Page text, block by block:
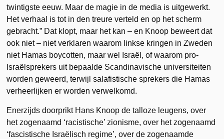
twintigste eeuw. Maar de magie in de media is uitgewerkt.
Het verhaal is tot in den treure verteld en op het scherm
gebracht.” Dat klopt, maar het kan – en Knoop beweert dat
ook niet – niet verklaren waarom linkse kringen in Zweden
niet Hamas boycotten, maar wel Israël, of waarom pro-
Israëlsprekers uit bepaalde Scandinavische universiteiten
worden geweerd, terwijl salafistische sprekers die Hamas
verheerlijken er worden verwelkomd.
Enerzijds doorprikt Hans Knoop de talloze leugens, over
het zogenaamd ‘racistische’ zionisme, over het zogenaamd
‘fascistische Israëlisch regime’, over de zogenaamde